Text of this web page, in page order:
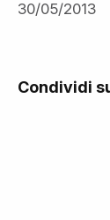
30/05/2013
Condividi